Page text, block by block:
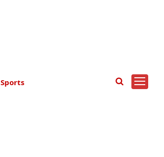
Sports